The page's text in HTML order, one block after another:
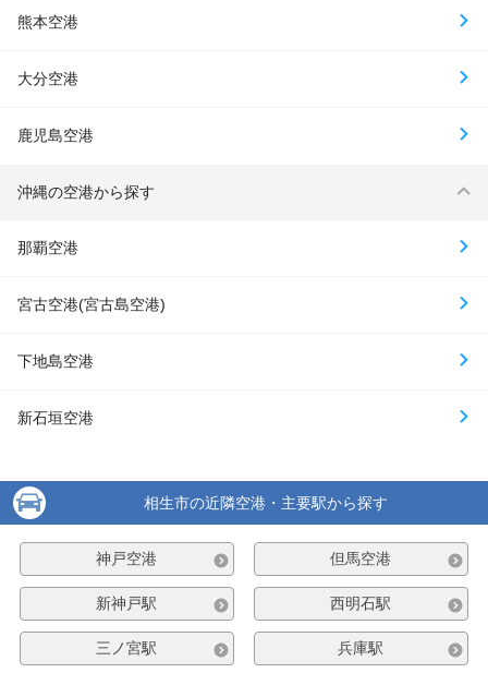
熊本空港
大分空港
鹿児島空港
沖縄の空港から探す
那覇空港
宮古空港(宮古島空港)
下地島空港
新石垣空港
相生市の近隣空港・主要駅から探す
神戸空港 但馬空港
新神戸駅 西明石駅
三ノ宮駅 兵庫駅